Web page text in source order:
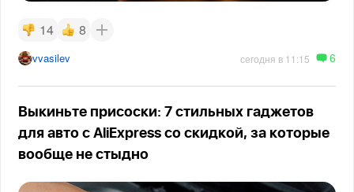
14 8
vvasilev сегодня в 11:15 6
Выкиньте присоски: 7 стильных гаджетов
для авто с AliExpress со скидкой, за которые
вообще не стыдно